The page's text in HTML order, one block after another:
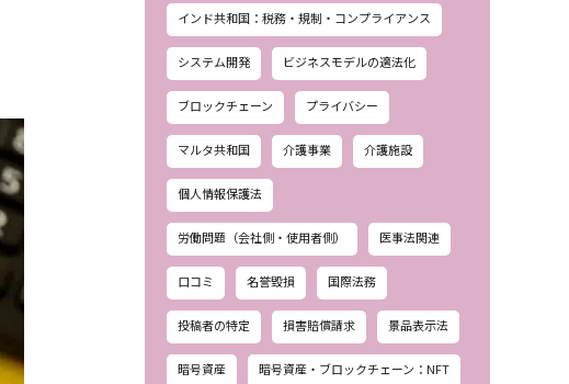
インド共和国：税務・規制・コンプライアンス
システム開発 ビジネスモデルの適法化
ブロックチェーン プライバシー
マルタ共和国 介護事業 介護施設
個人情報保護法
労働問題（会社側・使用者側） 医事法関連
口コミ 名誉毀損 国際法務
投稿者の特定 損害賠償請求 景品表示法
暗号資産 暗号資産・ブロックチェーン：NFT